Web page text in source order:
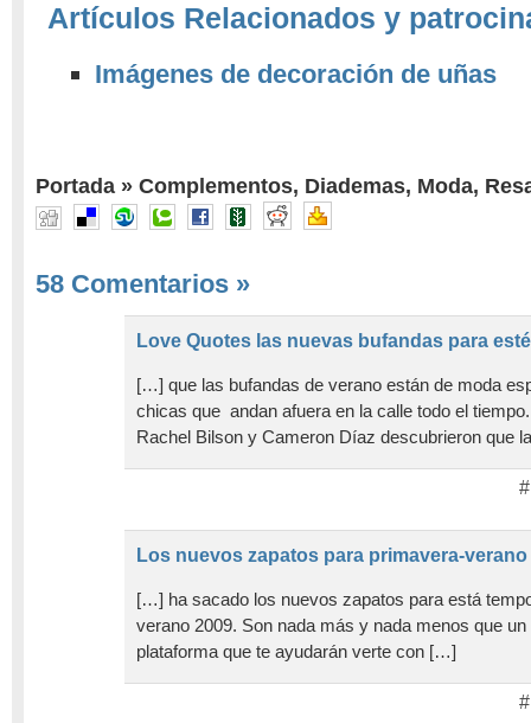
Artículos Relacionados y
Imágenes de decoración de uñas
Portada » Complementos, Diademas, Moda,
58 Comentarios »
Love Quotes las nuevas bufandas para
[…] que las bufandas de verano están de moda
chicas que andan afuera en la calle todo el
Rachel Bilson y Cameron Díaz descubrieron que
Los nuevos zapatos para primavera-verano
[…] ha sacado los nuevos zapatos para está
verano 2009. Son nada más y nada menos que
plataforma que te ayudarán verte con […]